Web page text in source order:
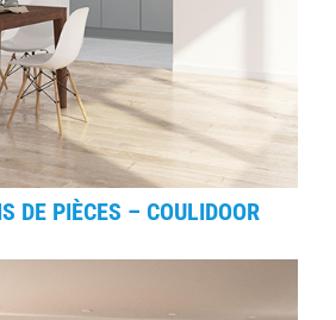
DE PIÈCES – COULIDOOR